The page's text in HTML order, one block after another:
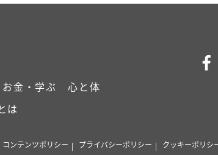
お金・学ぶ
心と体
は
コンテンツポリシー プライバシーポリシー クッキーポリシ